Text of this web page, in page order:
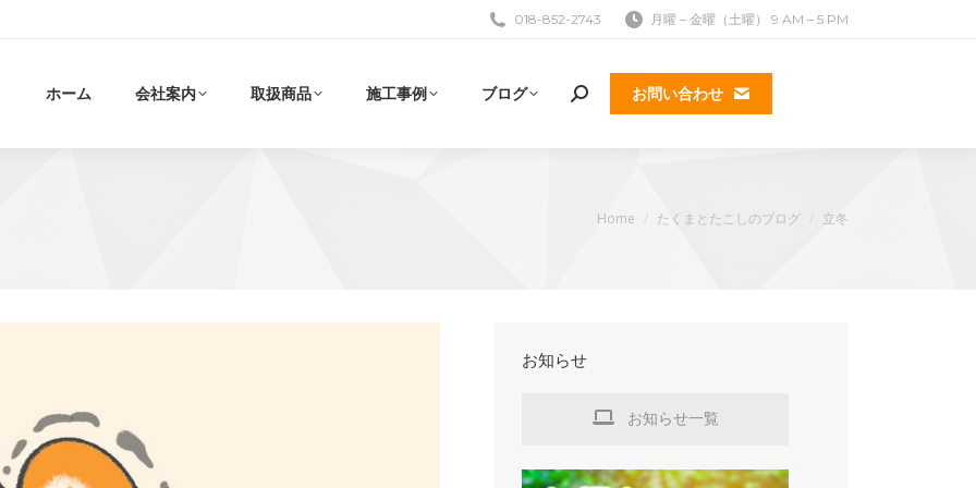
018-852-2743 月曜 – 金曜（土曜） 9 AM – 5 PM
ホーム 会社案内 取扱商品 施工事例 ブログ
検
お問い合わせ
現在地:
Home たくまとたこしのブログ 立冬
お知らせ
お知らせ一覧